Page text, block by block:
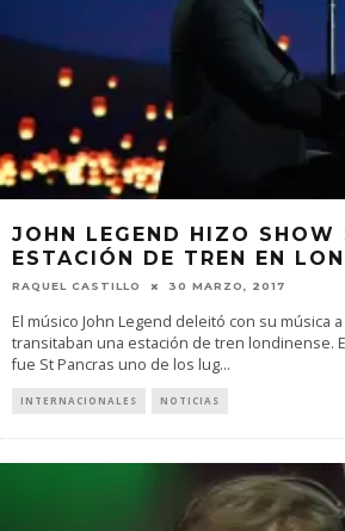
JOHN LEGEND HIZO SHOW
ESTACIÓN DE TREN EN
RAQUEL CASTILLO 30 MARZO, 2017
El músico John Legend deleitó con su música
transitaban una estación de tren londinense.
fue St Pancras uno de los lug...
INTERNACIONALES NOTICIAS